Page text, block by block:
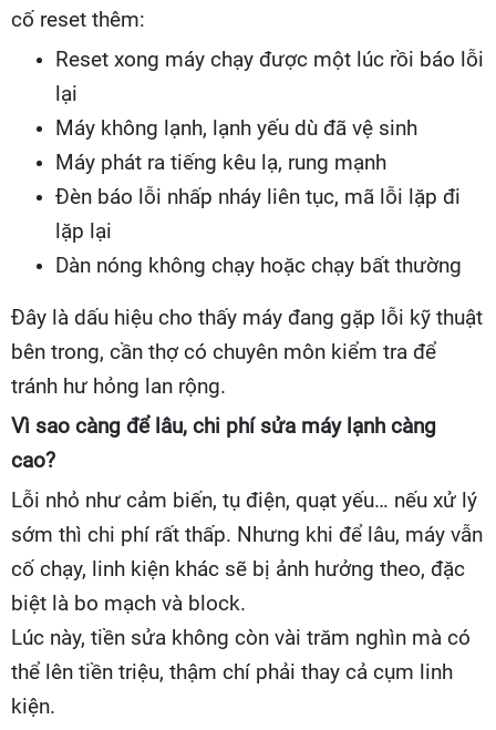
cố reset thêm:
Reset xong máy chạy được một lúc rồi báo lỗi
lại
Máy không lạnh, lạnh yếu dù đã vệ sinh
Máy phát ra tiếng kêu lạ, rung mạnh
Đèn báo lỗi nhấp nháy liên tục, mã lỗi lặp đi
lặp lại
Dàn nóng không chạy hoặc chạy bất thường
Đây là dấu hiệu cho thấy máy đang gặp lỗi kỹ thuật
bên trong, cần thợ có chuyên môn kiểm tra để
tránh hư hỏng lan rộng.
Vì sao càng để lâu, chi phí sửa máy lạnh càng
cao?
Lỗi nhỏ như cảm biến, tụ điện, quạt yếu… nếu xử lý
sớm thì chi phí rất thấp. Nhưng khi để lâu, máy vẫn
cố chạy, linh kiện khác sẽ bị ảnh hưởng theo, đặc
biệt là bo mạch và block.
Lúc này, tiền sửa không còn vài trăm nghìn mà có
thể lên tiền triệu, thậm chí phải thay cả cụm linh
kiện.